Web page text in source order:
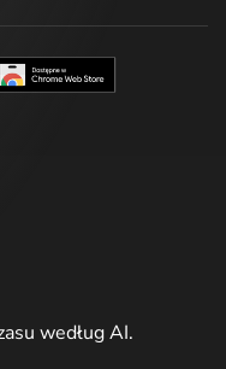
według AI.